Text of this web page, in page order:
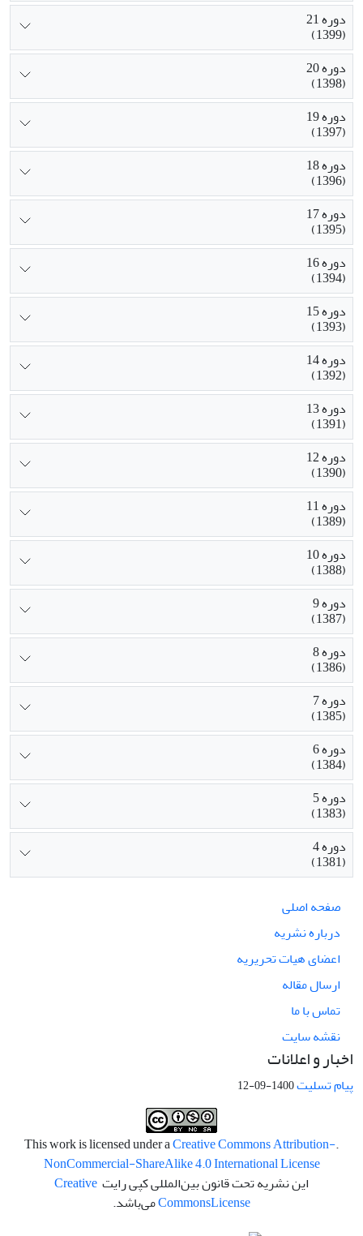
دوره 21
(1399)
دوره 20
(1398)
دوره 19
(1397)
دوره 18
(1396)
دوره 17
(1395)
دوره 16
(1394)
دوره 15
(1393)
دوره 14
(1392)
دوره 13
(1391)
دوره 12
(1390)
دوره 11
(1389)
دوره 10
(1388)
دوره 9
(1387)
دوره 8
(1386)
دوره 7
(1385)
دوره 6
(1384)
دوره 5
(1383)
دوره 4
(1381)
صفحه اصلی
درباره نشریه
اعضای هیات تحریریه
ارسال مقاله
تماس با ما
نقشه سایت
اخبار و اعلانات
پیام تسلیت1400-09-12
.This work is licensed under a
Creative Commons Attribution-
NonCommercial-ShareAlike 4.0 International License
این نشریه تحت قانون بین‌المللی کپی رایت Creative
CommonsLicense می‌باشد.